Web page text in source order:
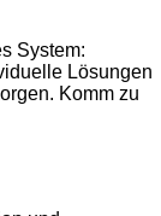
System:
Lösungen
Komm zu